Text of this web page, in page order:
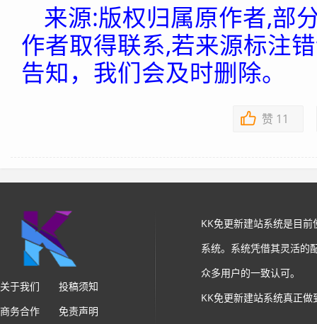
来源:版权归属原作者,部
作者取得联系,若来源标注
告知，我们会及时删除。
赞 11
关于我们
投稿须知
商务合作
免责声明
KK免更新建站系统是目
系统。系统凭借其灵活的
众多用户的一致认可。
KK免更新建站系统真正